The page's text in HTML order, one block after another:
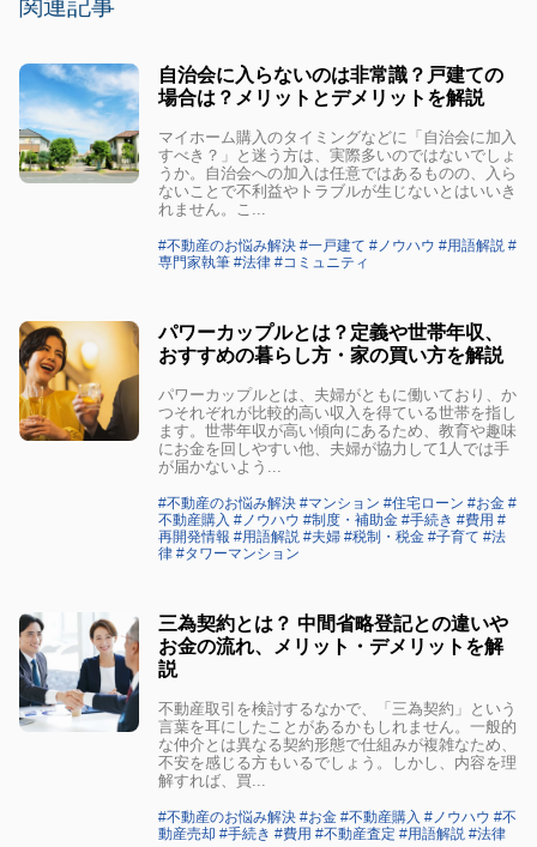
関連記事
自治会に入らないのは非常識？戸建ての
場合は？メリットとデメリットを解説
マイホーム購入のタイミングなどに「自治会に加入
すべき？」と迷う方は、実際多いのではないでしょ
うか。自治会への加入は任意ではあるものの、入ら
ないことで不利益やトラブルが生じないとはいいき
れません。こ...
#不動産のお悩み解決 #一戸建て #ノウハウ #用語解説 #
専門家執筆 #法律 #コミュニティ
パワーカップルとは？定義や世帯年収、
おすすめの暮らし方・家の買い方を解説
パワーカップルとは、夫婦がともに働いており、か
つそれぞれが比較的高い収入を得ている世帯を指し
ます。世帯年収が高い傾向にあるため、教育や趣味
にお金を回しやすい他、夫婦が協力して1人では手
が届かないよう...
#不動産のお悩み解決 #マンション #住宅ローン #お金 #
不動産購入 #ノウハウ #制度・補助金 #手続き #費用 #
再開発情報 #用語解説 #夫婦 #税制・税金 #子育て #法
律 #タワーマンション
三為契約とは？ 中間省略登記との違いや
お金の流れ、メリット・デメリットを解
説
不動産取引を検討するなかで、「三為契約」という
言葉を耳にしたことがあるかもしれません。一般的
な仲介とは異なる契約形態で仕組みが複雑なため、
不安を感じる方もいるでしょう。しかし、内容を理
解すれば、買...
#不動産のお悩み解決 #お金 #不動産購入 #ノウハウ #不
動産売却 #手続き #費用 #不動産査定 #用語解説 #法律